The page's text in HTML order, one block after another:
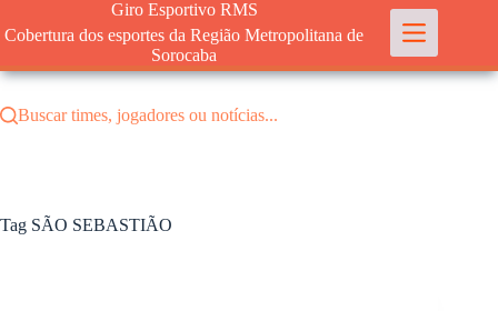
para
conteúdo
Giro Esportivo RMS
Cobertura dos esportes da Região Metropolitana de
Sorocaba
Buscar times, jogadores ou notícias...
Tag SÃO SEBASTIÃO